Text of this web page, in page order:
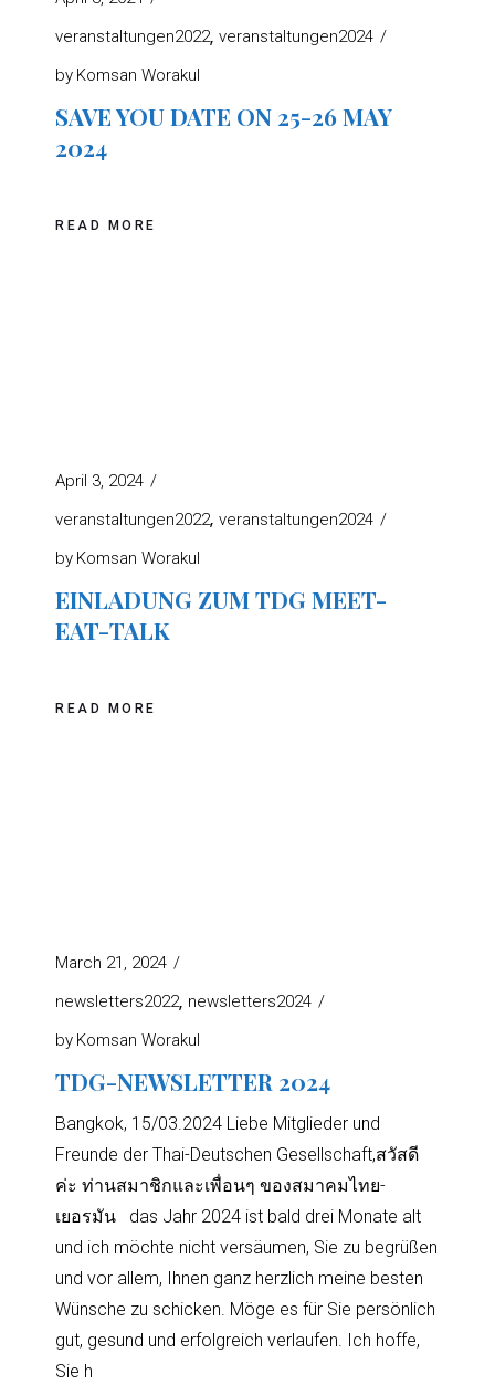
veranstaltungen2022 veranstaltungen2024
by Komsan Worakul
SAVE YOU DATE ON 25-26 MAY
2024
READ MORE
April 3, 2024
veranstaltungen2022 veranstaltungen2024
by Komsan Worakul
EINLADUNG ZUM TDG MEET-
EAT-TALK
READ MORE
March 21, 2024
newsletters2022 newsletters2024
by Komsan Worakul
TDG-NEWSLETTER 2024
Bangkok, 15/03.2024 Liebe Mitglieder und
Freunde der Thai-Deutschen Gesellschaft,สวัสดี
ค่ะ ท่านสมาชิกและเพื่อนๆ ของสมาคมไทย-
เยอรมัน das Jahr 2024 ist bald drei Monate alt
und ich möchte nicht versäumen, Sie zu begrüßen
und vor allem, Ihnen ganz herzlich meine besten
Wünsche zu schicken. Möge es für Sie persönlich
gut, gesund und erfolgreich verlaufen. Ich hoffe,
Sie h